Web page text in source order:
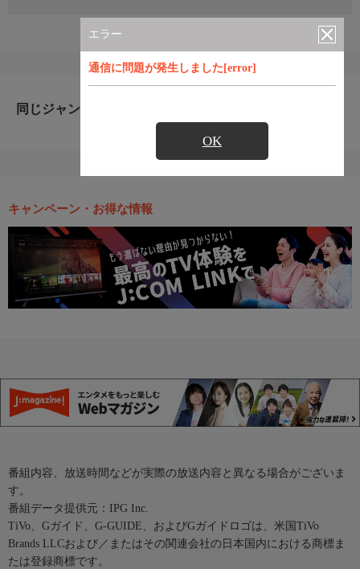
エラー
通信に問題が発生しました[error]
OK
同じジャンルのおすすめ番組
キャンペーン・お得な情報
番組内容、放送時間などが実際の放送内容と異なる場合がございま
す。
番組データ提供元：IPG Inc.
TiVo、Gガイド、G-GUIDE、およびGガイドロゴは、米国TiVo
Brands LLCおよび／またはその関連会社の日本国内における商標ま
たは登録商標です。